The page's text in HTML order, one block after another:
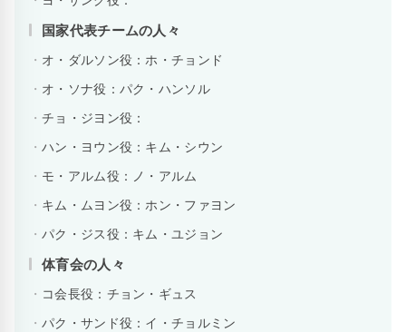
国家代表チームの人々
オ・ダルソン役：ホ・チョンド
オ・ソナ役：パク・ハンソル
チョ・ジヨン役：
ハン・ヨウン役：キム・シウン
モ・アルム役：ノ・アルム
キム・ムヨン役：ホン・ファヨン
パク・ジス役：キム・ユジョン
体育会の人々
コ会長役：チョン・ギュス
パク・サンド役：イ・チョルミン